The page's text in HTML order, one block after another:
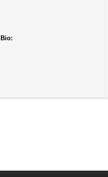
Bio: